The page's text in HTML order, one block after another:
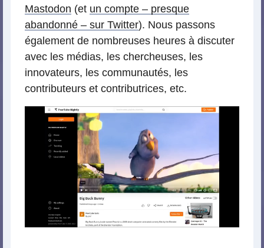
Mastodon (et un compte – presque
abandonné – sur Twitter). Nous passons
également de nombreuses heures à discuter
avec les médias, les chercheuses, les
innovateurs, les communautés, les
contributeurs et contributrices, etc.